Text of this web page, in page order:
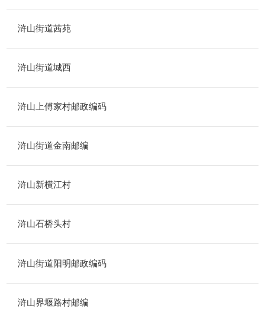
浒山街道茜苑
浒山街道城西
浒山上傅家村邮政编码
浒山街道金南邮编
浒山新横江村
浒山石桥头村
浒山街道阳明邮政编码
浒山界堰路村邮编